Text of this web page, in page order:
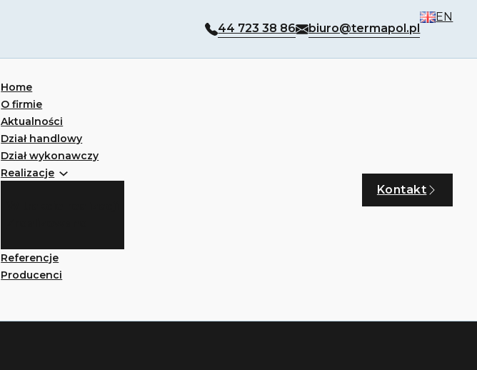
44 723 38 86 biuro@termapol.pl
EN
Home
O firmie
Aktualności
Dział handlowy
Dział wykonawczy
Realizacje
Referencje
Producenci
Kontakt